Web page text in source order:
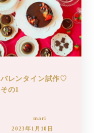
バレンタイン試作♡
その1
mari
2023年1月10日